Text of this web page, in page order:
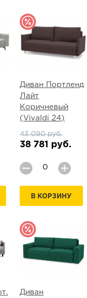
Диван Портленд
Лайт
Коричневый
(Vivaldi 24)
43 090 руб.
38 781 руб.
В КОРЗИНУ
Диван